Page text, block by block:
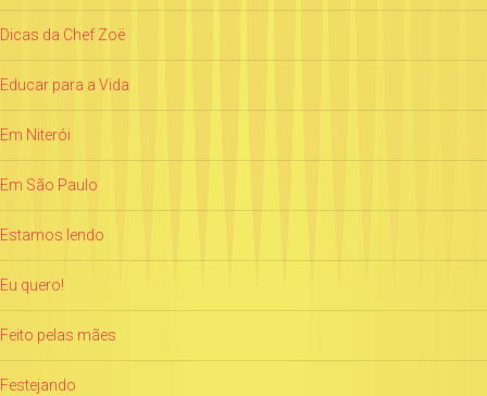
Dicas da Chef Zoë
Educar para a Vida
Em Niterói
Em São Paulo
Estamos lendo
Eu quero!
Feito pelas mães
Festejando